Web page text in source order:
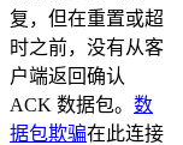
复，但在重置或超
时之前，没有从客
户端返回确认
ACK 数据包。 数
据包欺骗在此连接